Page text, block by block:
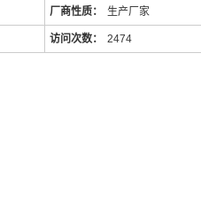
厂商性质： 生产厂家
访问次数： 2474